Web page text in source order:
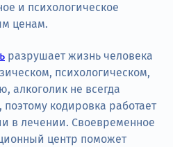
и психологическое
ценам.
разрушает жизнь человека
психологическом,
алкоголик не всегда
кодировка работает
в лечении. Своевременное
центр поможет